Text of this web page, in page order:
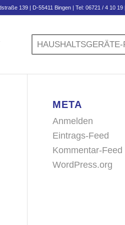
oder schreiben
139 | D-55411 Bingen | Tel: 06721 / 4 10 19 |
META
Anmelden
Eintrags-Feed
Kommentar-Feed
WordPress.org